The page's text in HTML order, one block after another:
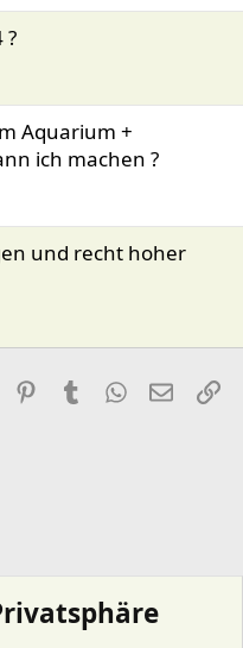
?
Aquarium +
ich machen ?
und recht hoher
PinterestTumblr WhatsApp
E-Mail